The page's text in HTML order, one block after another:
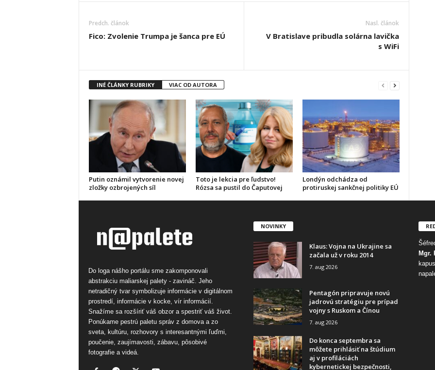
Predch. článok
Fico: Zvolenie Trumpa je šanca pre EÚ
Nasl. článok
V Bratislave pribudla solárna lavička
s WiFi
INÉ ČLÁNKY RUBRIKY VIAC OD AUTORA
Putin oznámil vytvorenie novej
zložky ozbrojených síl
Toto je lekcia pre ľudstvo!
Rózsa sa pustil do Čaputovej
Londýn odchádza od
protiruskej sankčnej politiky EÚ
Do loga nášho portálu sme zakomponovali
abstrakciu maliarskej palety - zavináč. Jeho
netradičný tvar symbolizuje informácie v digitálnom
prostredí, informácie v kocke, vír informácií.
Snažíme sa rozšíriť váš obzor a spestriť váš život.
Ponúkame pestrú paletu správ z domova a zo
sveta, kultúru, rozhovory s interesantnými ľuďmi,
poučenie, zaujímavosti, zábavu, pôsobivé
fotografie a videá.
NOVINKY
Klaus: Vojna na Ukrajine sa
začala už v roku 2014
7. aug 2026
Pentagón pripravuje novú
jadrovú stratégiu pre prípad
vojny s Ruskom a Čínou
7. aug 2026
Do konca septembra sa
môžete prihlásiť na štúdium
aj v profiláciách
kybernetickej bezpečnosti,
Mgr.